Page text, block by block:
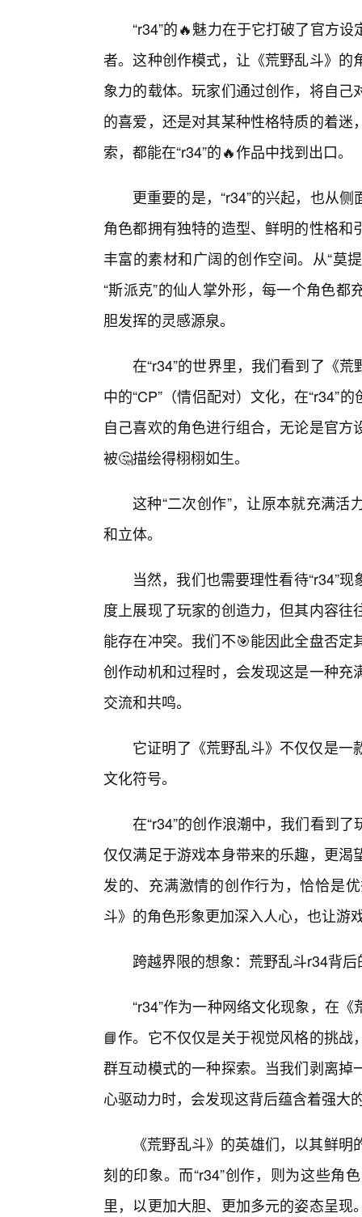
“r34”的🔥魅力在于它打破了官方
者。这种创作模式，让《荒野乱斗》
象力的载体。玩家们通过创作，将自
的喜爱，还是对其某种性格特质的着
索，都能在“r34”的🔥作品中找到出口。
更重要的是，“r34”的兴起，也从
角色都拥有独特的造型、鲜明的性格
丰富的素材和广阔的创作空间。从“莫
“斯派克”的仙人掌外形，每一个角色
胆发挥的灵感源泉。
在“r34”的世界里，我们看到了《
中的“CP”（情侣配对）文化，在“r34”
自己喜欢的角色进行组合，无论是官
被🤔描绘得栩栩如生。
这种“二次创作”，让原本就充满
和立体。
当然，我们也需要理性看待“r34”
度上展现了玩家的创造力，但其内容
能存在冲突。我们不🎯能因此全盘否
创作动机和过程时，会发现这是一种
交流和共鸣。
它证明了《荒野乱斗》不仅仅是
文化符号。
在“r34”的创作浪潮中，我们看到
仅仅满足于游戏本身带来的乐趣，更
发的、充满激情的创作行为，恰恰是
斗》的角色形象更加深入人心，也让游
跨越界限的想象：荒野乱斗r34背
“r34”作为一种网络文化现象，在
📘作。它不仅仅是关于视觉风格的挑
群互动模式的一种探索。当我们剥离
心驱动力时，会发现这背后蕴含着强大
《荒野乱斗》的英雄们，以其鲜
刻的印象。而“r34”创作，则为这些角
里，以更加大胆、更加多元的姿态呈